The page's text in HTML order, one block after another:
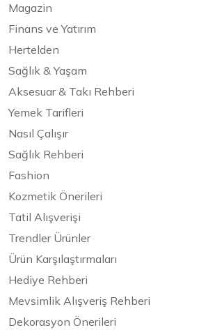
Magazin
Finans ve Yatırım
Hertelden
Sağlık & Yaşam
Aksesuar & Takı Rehberi
Yemek Tarifleri
Nasıl Çalışır
Sağlık Rehberi
Fashion
Kozmetik Önerileri
Tatil Alışverişi
Trendler Ürünler
Ürün Karşılaştırmaları
Hediye Rehberi
Mevsimlik Alışveriş Rehberi
Dekorasyon Önerileri